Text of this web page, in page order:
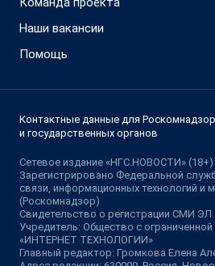
Наши вакансии
Помощь
Контактные данные для
и государственных органов
Сетевое издание «НГС.НОВОСТИ» (18+)
Зарегистрировано Федеральной
связи, информационных технологий и
(Роскомнадзор)
Свидетельство о регистрации СМИ
Учредитель: Общество с
«ИНТЕРНЕТ ТЕХНОЛОГИИ»
Главный редактор: Громкова Елена